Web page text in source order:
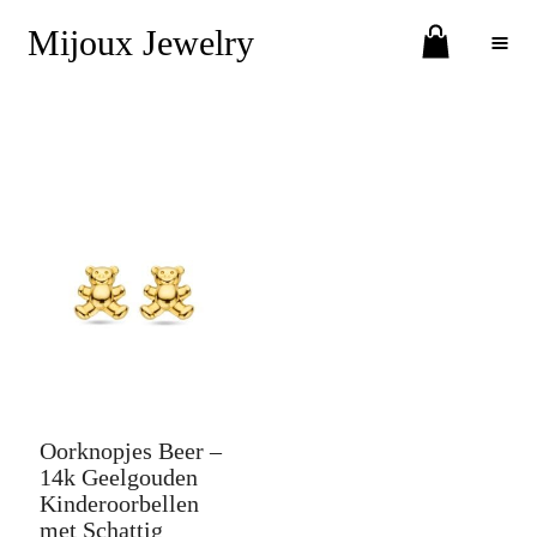
Mijoux Jewelry Toggle Menu
Oorknopjes Beer –
14k Geelgouden
Kinderoorbellen
met Schattig